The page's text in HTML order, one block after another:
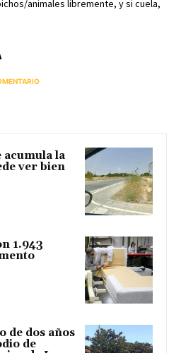
animales libremente, y si cuela,
acumula la
ver bien
1.943
de dos años
de